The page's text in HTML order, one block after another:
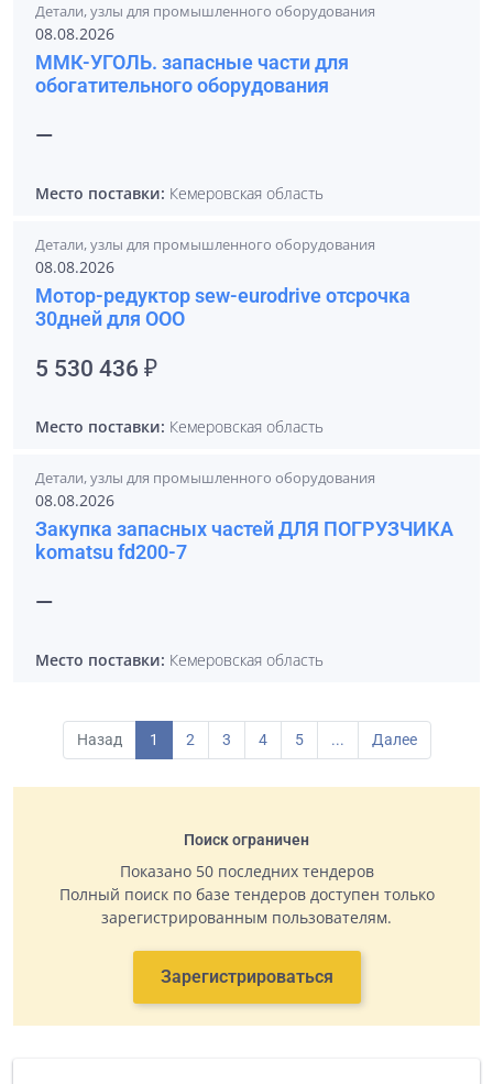
Детали, узлы для промышленного оборудования
08.08.2026
ММК-УГОЛЬ. запасные части для
обогатительного оборудования
—
Место поставки: Кемеровская область
Детали, узлы для промышленного оборудования
08.08.2026
Мотор-редуктор sew-eurodrive отсрочка
30дней для ООО
5 530 436 ₽
Место поставки: Кемеровская область
Детали, узлы для промышленного оборудования
08.08.2026
Закупка запасных частей ДЛЯ ПОГРУЗЧИКА
komatsu fd200-7
—
Место поставки: Кемеровская область
Назад 1 2 3 4 5 ... Далее
Поиск ограничен
Показано 50 последних тендеров
Полный поиск по базе тендеров доступен только
зарегистрированным пользователям.
Зарегистрироваться